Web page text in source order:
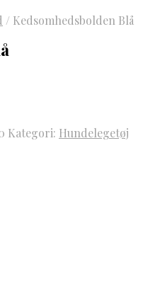
/ Kedsomhedsbolden Blå
Kategori: Hundelegetøj